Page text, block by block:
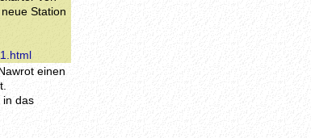
Station
einen
in das